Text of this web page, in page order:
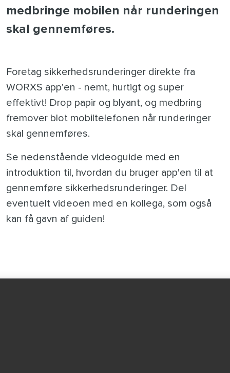
medbringe mobilen når runderingen
skal gennemføres.
Foretag sikkerhedsrunderinger direkte fra
WORXS app'en - nemt, hurtigt og super
effektivt! Drop papir og blyant, og medbring
fremover blot mobiltelefonen når runderinger
skal gennemføres.
Se nedenstående videoguide med en
introduktion til, hvordan du bruger app'en til at
gennemføre sikkerhedsrunderinger. Del
eventuelt videoen med en kollega, som også
kan få gavn af guiden!